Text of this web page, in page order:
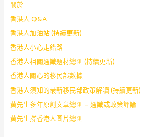
關於
香港人 Q&A
香港人加油站 (持續更新)
香港人小心走錯路
香港人相關通識題材總匯 (持續更新)
香港人關心的移民部數據
香港人須知的最新移民部政策解讀 (持續更新)
黃先生多年原創文章總匯 – 通識或政策評論
黃先生撐香港人圖片總匯